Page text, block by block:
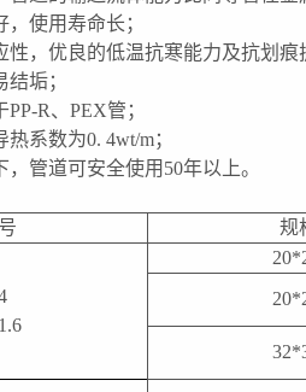
使用寿命长；
性，优良的低温抗寒能力及抗划痕
垢；
R、PEX管；
系数为0. 4wt/m；
管道可安全使用50年以上。
规